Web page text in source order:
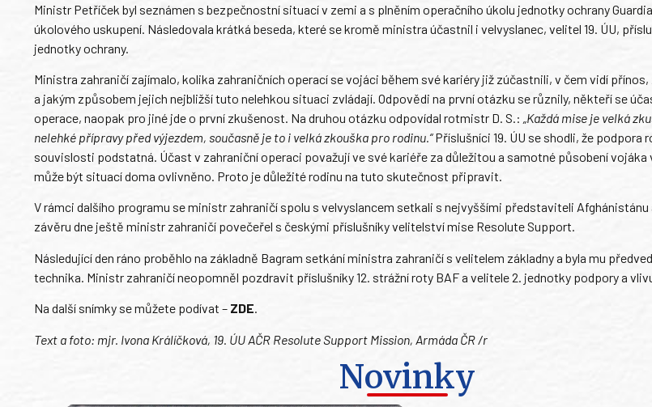
Ministr Petříček byl seznámen s bezpečnostní situací v zemi a s plněním operačního úkolu jednotky ochrany
úkolového uskupení. Následovala krátká beseda, které se kromě ministra účastnil i velvyslanec, velitel 19. ÚU,
jednotky ochrany.
Ministra zahraničí zajímalo, kolika zahraničních operací se vojáci během své kariéry již zúčastnili, v čem vidí
a jakým způsobem jejich nejbližší tuto nelehkou situaci zvládají. Odpovědi na první otázku se různily, někteří se
operace, naopak pro jiné jde o první zkušenost. Na druhou otázku odpovídal rotmistr D. S.: „Každá mise je velká
nelehké přípravy před výjezdem, současně je to i velká zkouška pro rodinu.“Příslušníci 19. ÚU se shodli, že podpora
souvislosti podstatná. Účast v zahraniční operaci považují ve své kariéře za důležitou a samotné působení vojáka
může být situací doma ovlivněno. Proto je důležité rodinu na tuto skutečnost připravit.
V rámci dalšího programu se ministr zahraničí spolu s velvyslancem setkali s nejvyššími představiteli Afghánistánu
závěru dne ještě ministr zahraničí povečeřel s českými příslušníky velitelství mise Resolute Support.
Následující den ráno proběhlo na základně Bagram setkání ministra zahraničí s velitelem základny a byla mu
technika. Ministr zahraničí neopomněl pozdravit příslušníky 12. strážní roty BAF a velitele 2. jednotky podpory a
Na další snímky se můžete podívat – ZDE.
Text a foto: mjr. Ivona Králíčková, 19. ÚU AČR Resolute Support Mission, Armáda ČR /r
Novinky